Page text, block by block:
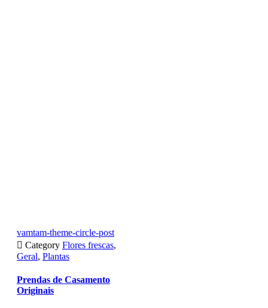
vamtam-theme-circle-post
 Category Flores frescas,
Geral, Plantas
Prendas de Casamento
Originais